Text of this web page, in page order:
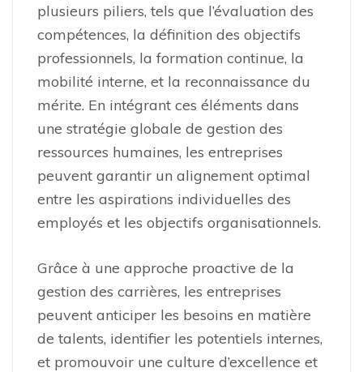
plusieurs piliers, tels que l’évaluation des
compétences, la définition des objectifs
professionnels, la formation continue, la
mobilité interne, et la reconnaissance du
mérite. En intégrant ces éléments dans
une stratégie globale de gestion des
ressources humaines, les entreprises
peuvent garantir un alignement optimal
entre les aspirations individuelles des
employés et les objectifs organisationnels.
Grâce à une approche proactive de la
gestion des carrières, les entreprises
peuvent anticiper les besoins en matière
de talents, identifier les potentiels internes,
et promouvoir une culture d’excellence et